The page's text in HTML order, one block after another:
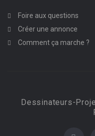
Foire aux questions
Créer une annonce
Comment ça marche ?
Dessinateurs-